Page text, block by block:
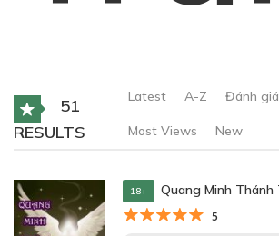
51
RESULTS
Latest A-Z Đánh giá
Most Views New
18+ Quang Minh Thánh
5